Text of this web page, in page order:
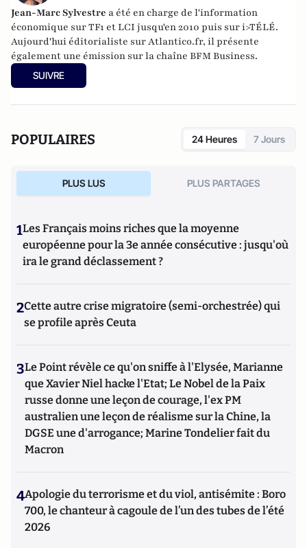
Jean-Marc Sylvestre a été en charge de l'information
économique sur TF1 et LCI jusqu'en 2010 puis sur i>TÉLÉ.
Aujourd'hui éditorialiste sur Atlantico.fr, il présente
également une émission sur la chaîne BFM Business.
SUIVRE
POPULAIRES 24 Heures 7 Jours
PLUS LUS PLUS PARTAGES
1Les Français moins riches que la moyenne
européenne pour la 3e année consécutive : jusqu'où
ira le grand déclassement ?
2Cette autre crise migratoire (semi-orchestrée) qui
se profile après Ceuta
3Le Point révèle ce qu'on sniffe à l'Elysée, Marianne
que Xavier Niel hacke l'Etat; Le Nobel de la Paix
russe donne une leçon de courage, l'ex PM
australien une leçon de réalisme sur la Chine, la
DGSE une d'arrogance; Marine Tondelier fait du
Macron
4Apologie du terrorisme et du viol, antisémite : Boro
700, le chanteur à cagoule de l’un des tubes de l’été
2026